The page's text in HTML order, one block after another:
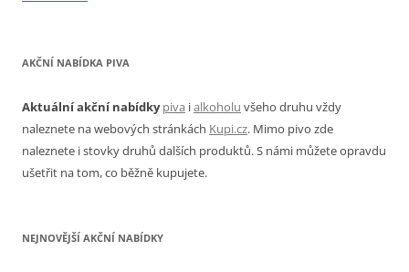
AKČNÍ NABÍDKA PIVA
Aktuální akční nabídky piva ialkoholu všeho druhu vždy
naleznete na webových stránkách Kupi.cz. Mimo pivo zde
naleznete i stovky druhů dalších produktů. S námi můžete opravdu
ušetřit na tom, co běžně kupujete.
NEJNOVĚJŠÍ AKČNÍ NABÍDKY